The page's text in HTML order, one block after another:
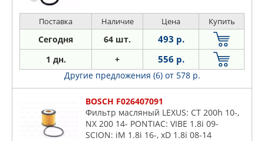
Поставка Наличие Цена Купить
Сегодня 64 шт. 493 р.
1 дн. + 556 р.
Другие предложения (6) от 578 р.
BOSCH F026407091
Фильтр масляный LEXUS: CT 200h 10-,
NX 200 14- PONTIAC: VIBE 1.8i 09-
SCION: iM 1.8i 16-, xD 1.8i 08-14